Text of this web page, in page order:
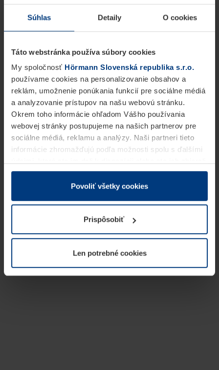
Súhlas Detaily O cookies
Táto webstránka používa súbory cookies
My spoločnosť Hörmann Slovenská republika s.r.o.
používame cookies na personalizovanie obsahov a
reklám, umožnenie ponúkania funkcií pre sociálne médiá
a analyzovanie prístupov na našu webovú stránku.
Okrem toho informácie ohľadom Vášho používania
webovej stránky postupujeme na našich partnerov pre
sociálne médiá, reklamu a analýzy. Naši partneri tieto
informácie zhromažďujú podľa možnosti spolu s ďalšími
v rámci Vášho využívania služieb.
Z právneho hľadiska môžeme cookies ukladať na Vašom
prevádzku tejto stránky. Pre všetky ostatné typy cookie
potrebujeme Vaše povolenie. Vaše povolenie môžete
kedykoľvek zmeniť alebo odvolať vo vysvetlení cookie
našej webovej stránky.
Povoliť všetky cookies
Prispôsobiť
Len potrebné cookies